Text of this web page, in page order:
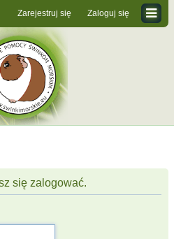
Zaloguj się
Zarejestruj się
się zalogować.